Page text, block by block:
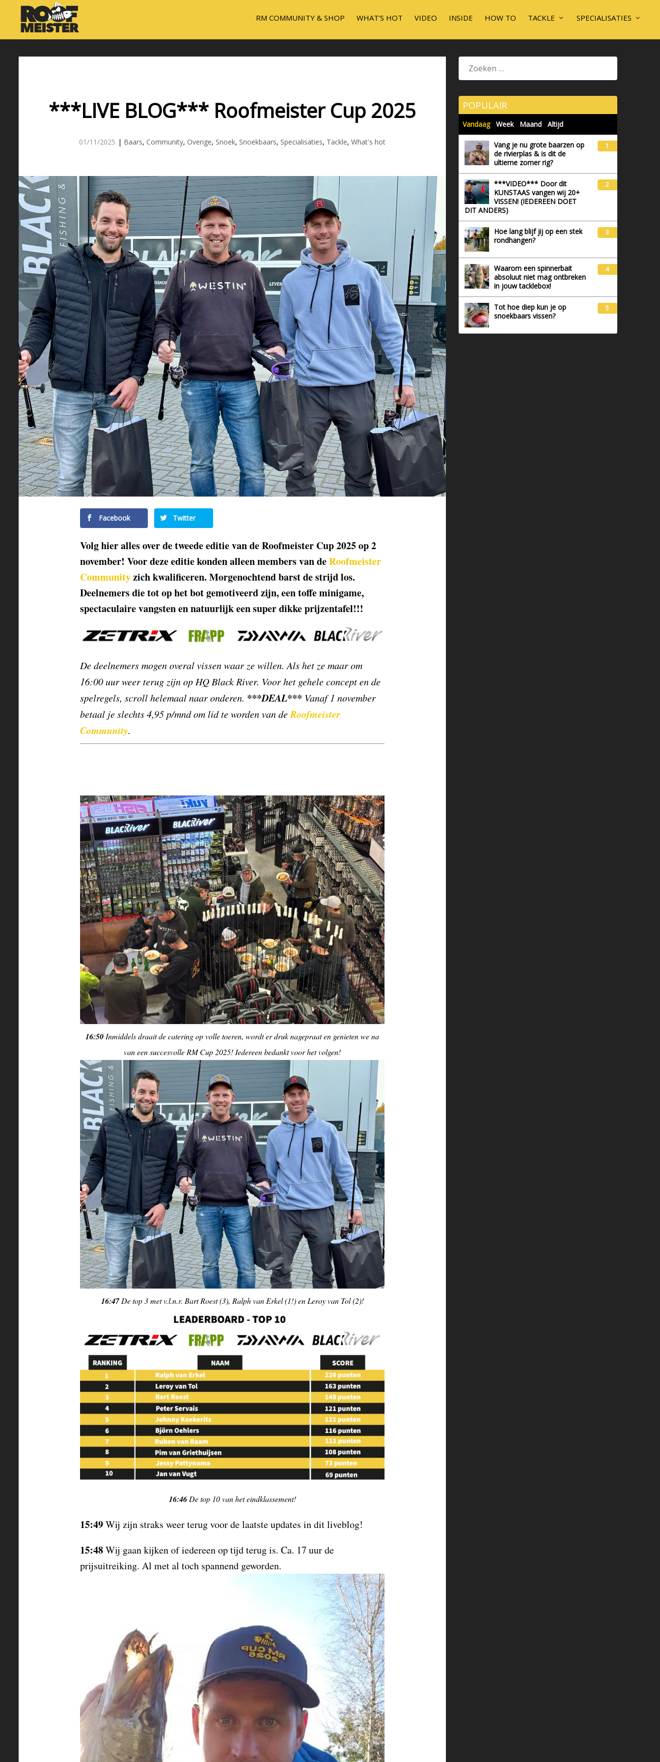
RM COMMUNITY & SHOP WHAT’S HOT VIDEO INSIDE HOW TO TACKLE SPECIALISATIES
***LIVE BLOG*** Roofmeister Cup 2025
01/11/2025 | Baars, Community, Overige, Snoek, Snoekbaars, Specialisaties, Tackle,What's hot
Facebook Twitter
Volg hier alles over de tweede editie van de Roofmeister Cup 2025 op 2
november! Voor deze editie konden alleen members van deRoofmeister
Communityzich kwalificeren. Morgenochtend barst de strijd los.
Deelnemers die tot op het bot gemotiveerd zijn, een toffe minigame,
spectaculaire vangsten en natuurlijk een super dikke prijzentafel!!!
De deelnemers mogen overal vissen waar ze willen. Als het ze maar om
16:00 uur weer terug zijn op HQ Black River. Voor het gehele concept en de
spelregels, scroll helemaal naar onderen. ***DEAL*** Vanaf 1 november
betaal je slechts 4,95 p/mnd om lid te worden van deRoofmeister
Community.
16:50 Inmiddels draait de catering op volle toeren, wordt er druk nagepraat en genieten we na
van een succesvolle RM Cup 2025! Iedereen bedankt voor het volgen!
16:47De top 3 met v.l.n.r. Bart Roest (3), Ralph van Erkel (1!) en Leroy van Tol (2)!
16:46De top 10 van het eindklassement!
15:49Wij zijn straks weer terug voor de laatste updates in dit liveblog!
15:48Wij gaan kijken of iedereen op tijd terug is. Ca. 17 uur de
prijsuitreiking. Al met al toch spannend geworden.
POPULAIR
Vandaag Week Maand Altijd
Vang je nu grote baarzen op
de rivierplas & is dit de
ultieme zomer rig?
1
***VIDEO*** Door dit
KUNSTAAS vangen wij 20+
VISSEN! (IEDEREEN DOET
DIT ANDERS)
2
Hoe lang blijf jij op een stek
rondhangen?
3
Waarom een spinnerbait
absoluut niet mag ontbreken
in jouw tacklebox!
4
Tot hoe diep kun je op
snoekbaars vissen?
5